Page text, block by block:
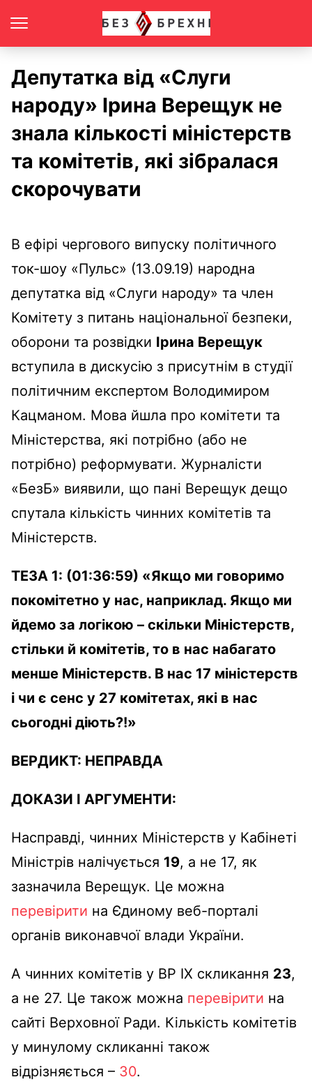
Депутатка від «Слуги
народу» Ірина Верещук не
знала кількості міністерств
та комітетів, які зібралася
скорочувати
В ефірі чергового випуску політичного
ток-шоу «Пульс» (13.09.19) народна
депутатка від «Слуги народу» та член
Комітету з питань національної безпеки,
оборони та розвідки Ірина Верещук
вступила в дискусію з присутнім в студії
політичним експертом Володимиром
Кацманом. Мова йшла про комітети та
Міністерства, які потрібно (або не
потрібно) реформувати. Журналісти
«БезБ» виявили, що пані Верещук дещо
спутала кількість чинних комітетів та
Міністерств.
ТЕЗА 1: (01:36:59) «Якщо ми говоримо
покомітетно у нас, наприклад. Якщо ми
йдемо за логікою – скільки Міністерств,
стільки й комітетів, то в нас набагато
менше Міністерств. В нас 17 міністерств
і чи є сенс у 27 комітетах, які в нас
сьогодні діють?!»
ВЕРДИКТ: НЕПРАВДА
ДОКАЗИ І АРГУМЕНТИ:
Насправді, чинних Міністерств у Кабінеті
Міністрів налічується 19, а не 17, як
зазначила Верещук. Це можна
перевірити на Єдиному веб-порталі
органів виконавчої влади України.
А чинних комітетів у ВР IX скликання 23,
а не 27. Це також можна перевірити на
сайті Верховної Ради. Кількість комітетів
у минулому скликанні також
відрізняється – 30.